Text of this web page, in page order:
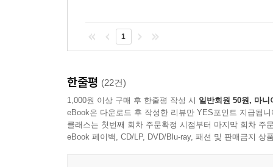
1
한줄평 (22건)
1,000원 이상 구매 후 한줄평 작성 시 일반회원 50원, 마니
eBook은 다운로드 후 작성한 리뷰만 YES포인트 지급됩니
클래스는 첫번째 회차 주문확정 시점부터 마지막 회차 주
eBook 페이백, CD/LP, DVD/Blu-ray, 패션 및 판매금지 상